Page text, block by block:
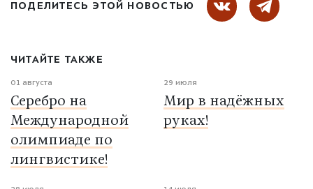
ПОДЕЛИТЕСЬ ЭТОЙ НОВОСТЬЮ
ЧИТАЙТЕ ТАКЖЕ
01 августа
Серебро на
Международной
олимпиаде по
лингвистике!
29 июля
Мир в надёжных
руках!